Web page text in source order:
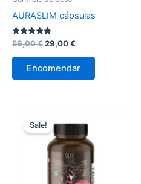
AURASLIM cápsulas
Avaliação
4.67
de 5
59,00€O
original
era:
29,00€
é:
Encomendar
Sale!